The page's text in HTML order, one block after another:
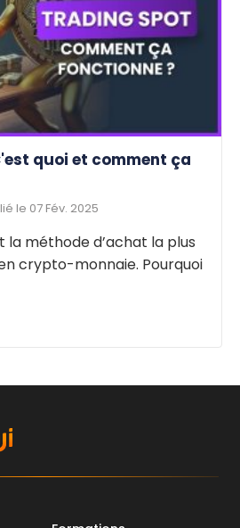
quoi et comment ça
le 07 Fév. 2025
la méthode d’achat la plus
crypto-monnaie. Pourquoi